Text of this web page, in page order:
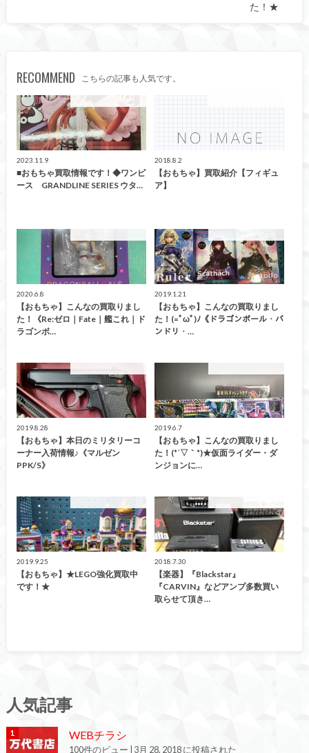
た！★
RECOMMEND こちらの記事も人気です。
2023.11.9
■おもちゃ買取情報です！◆ワンピ
ース GRANDLINE SERIES ウタ…
2018.8.2
【おもちゃ】買取紹介【フィギュ
ア】
2020.6.8
【おもちゃ】こんなの買取りまし
た！《Re:ゼロ｜Fate｜艦これ｜ド
ラゴンボ…
2019.1.21
【おもちゃ】こんなの買取りまし
た！(=ﾟωﾟ)ﾉ《ドラゴンボール・バ
ンドリ・…
2019.8.28
【おもちゃ】本日のミリタリーコ
ーナー入荷情報♪《マルゼン
PPK/S》
2019.6.7
【おもちゃ】こんなの買取りまし
た！(*´▽｀*)★仮面ライダー・ダ
ンジョンに…
2019.9.25
【おもちゃ】★LEGO強化買取中
です！★
こんなの買取ました！
2018.7.30
【楽器】『Blackstar』
『CARVIN』などアンプ多数買い
取らせて頂き…
人気記事
WEBチラシ
100件のビュー 3月 28, 2018 に投稿された